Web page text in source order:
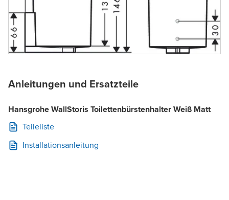
Anleitungen und Ersatzteile
Hansgrohe WallStoris Toilettenbürstenhalter Weiß Matt
Teileliste
Installationsanleitung